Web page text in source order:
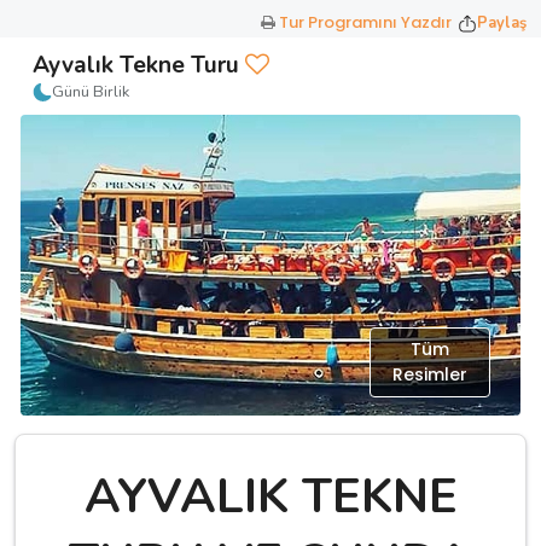
Paylaş
Tur Programını Yazdır
Ayvalık Tekne Turu
Günü Birlik
Tüm
Resimler
AYVALIK TEKNE